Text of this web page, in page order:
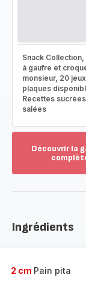
Snack
à gaufre et
monsieur, 20
plaques
Recettes
salées
Découvrir la
gamme
Ingrédients
2 cm Pain pita